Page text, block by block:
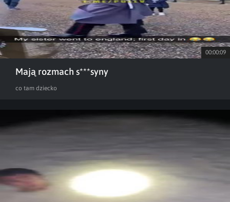
00:00:09
Mają rozmach s***syny
co tam dziecko